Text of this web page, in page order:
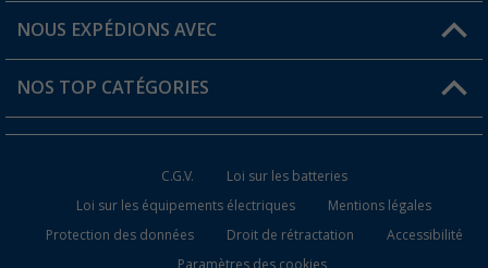
Carte de fidélité Berger
Informations sur l'expédition
Statut de la commande
NOUS EXPÉDIONS AVEC
NOS TOP CATÉGORIES
Meubles de camping
C.G.V.
Loi sur les batteries
Loi sur les équipements électriques
Mentions légales
Protection des données
Droit de rétractation
Accessibilité
Paramètres des cookies